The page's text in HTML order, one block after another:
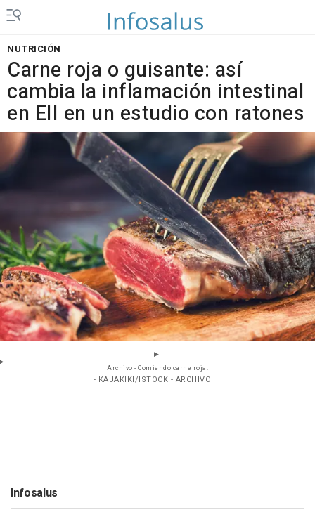
NUTRICIÓN
Carne roja o guisante: así
cambia la inflamación intestinal
en EII en un estudio con ratones
Archivo - Comiendo carne roja.
- KAJAKIKI/ISTOCK - ARCHIVO
Infosalus